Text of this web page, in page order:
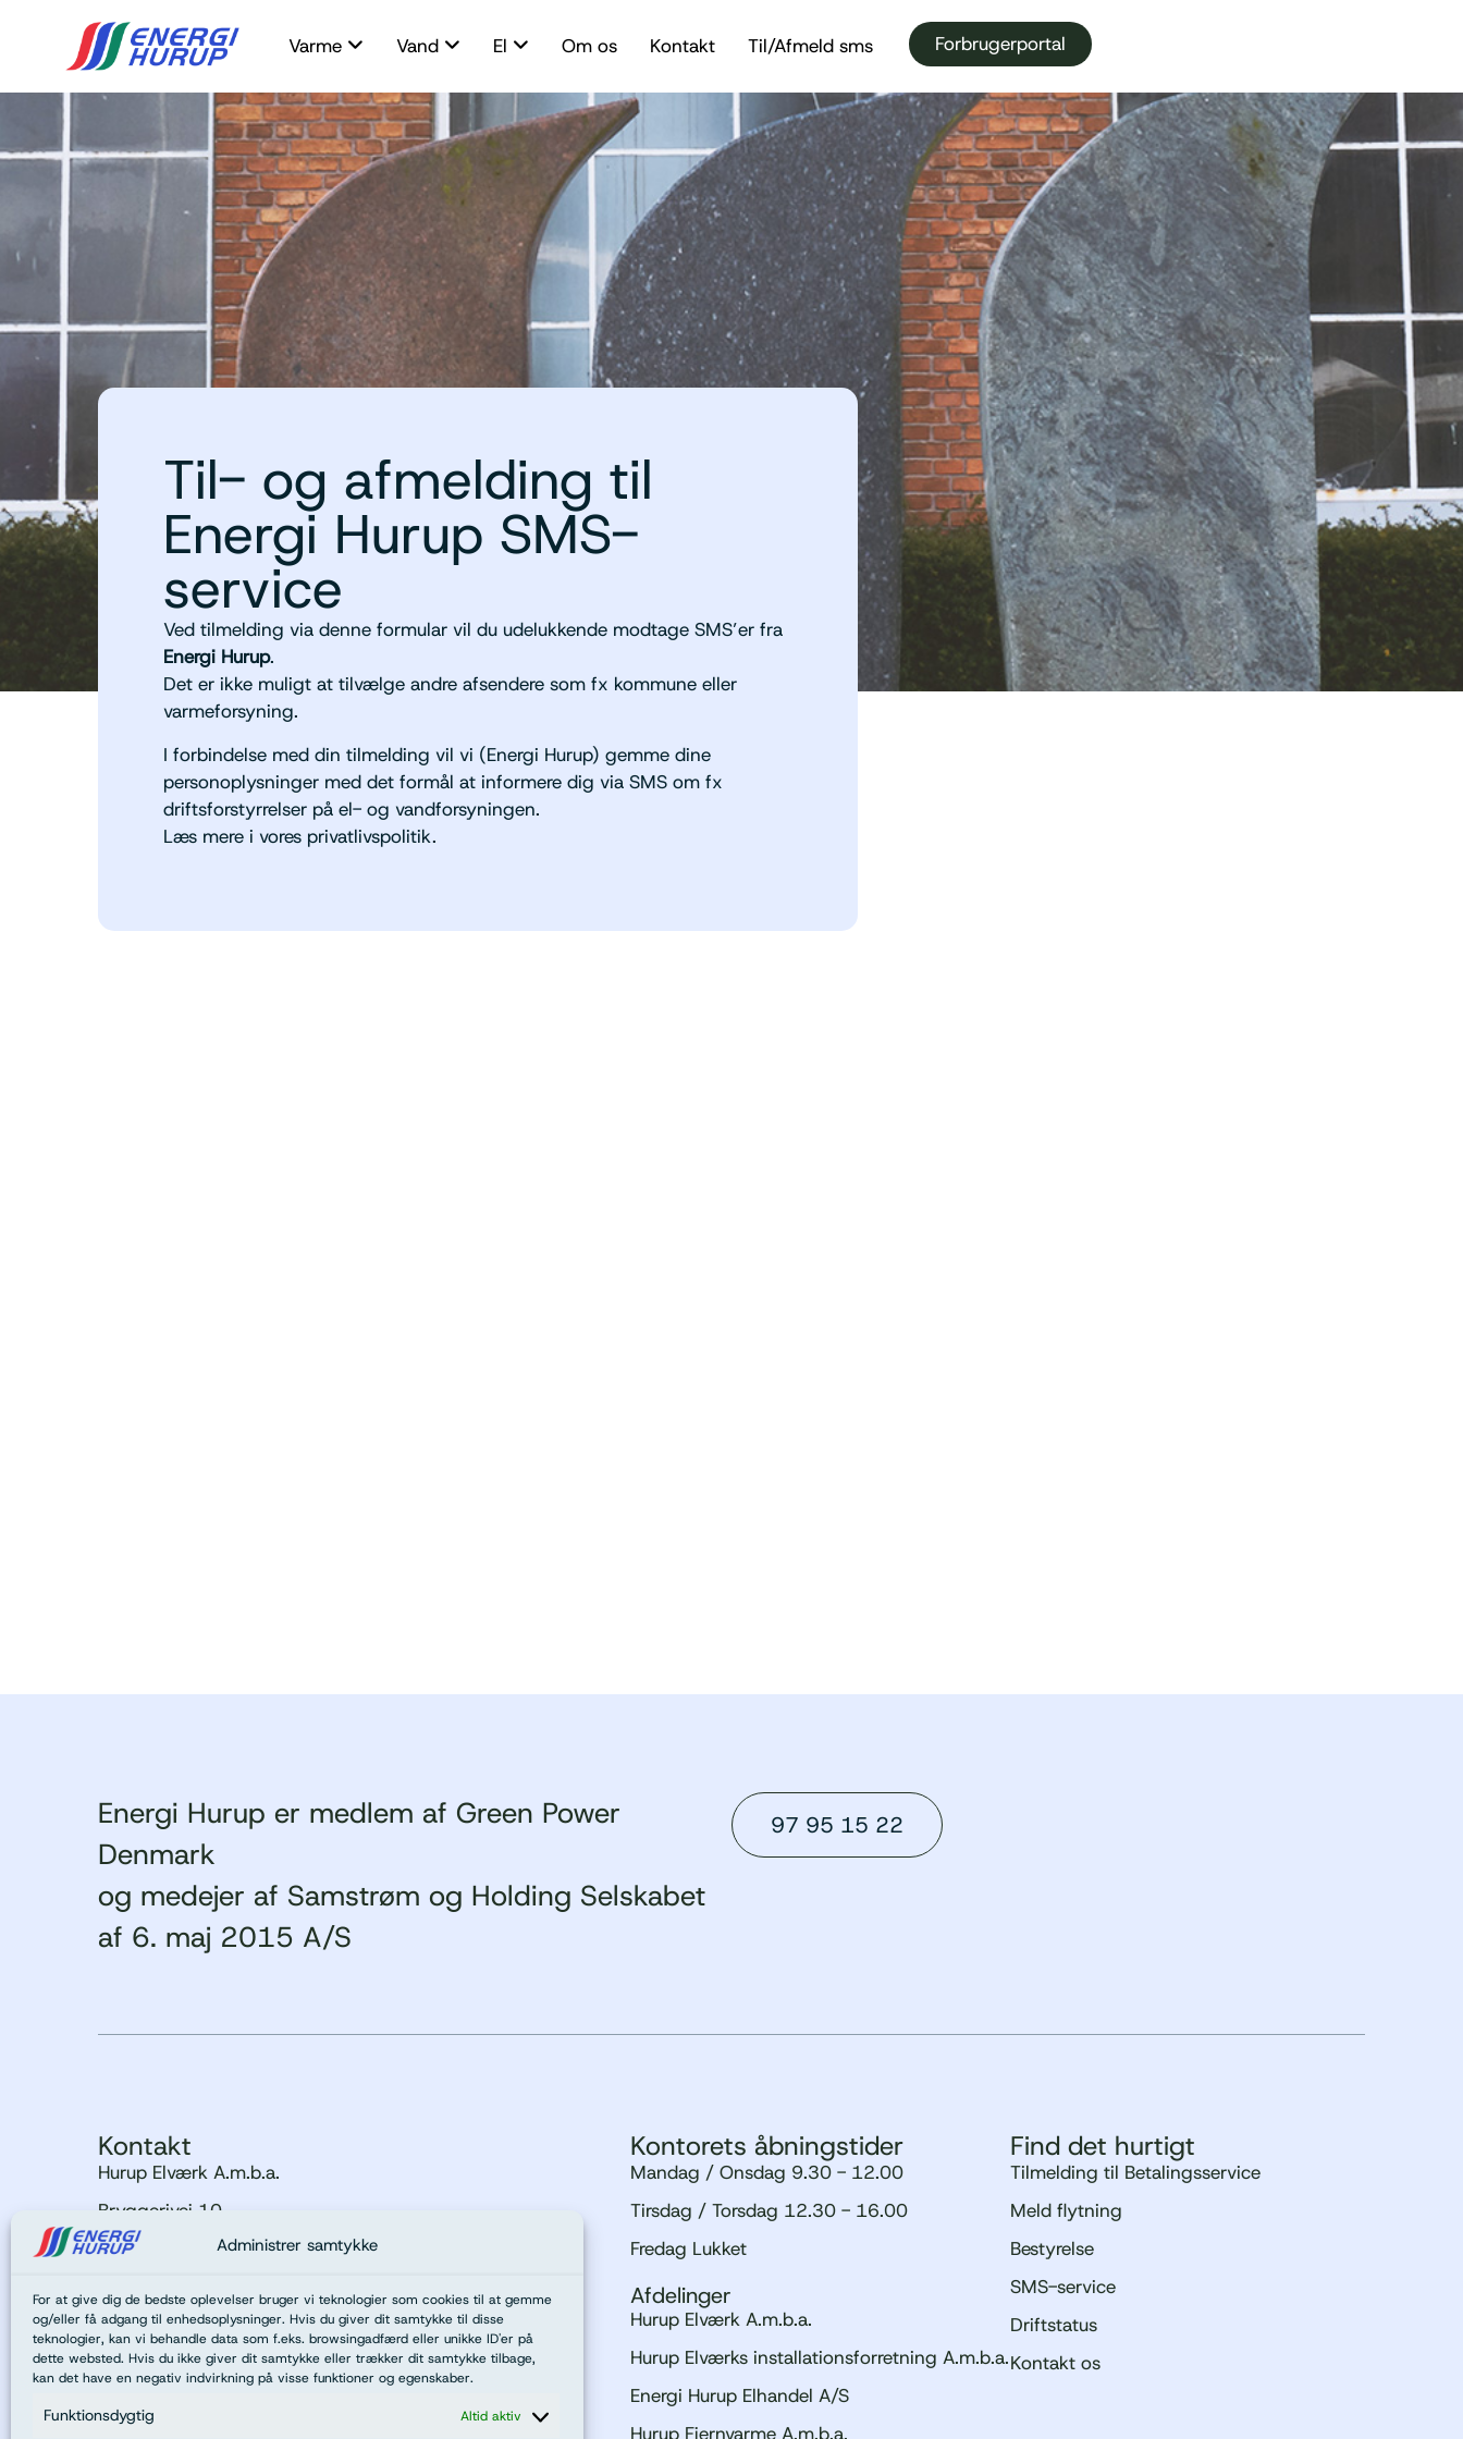
Administrer samtykke
For at give dig de bedste oplevelser bruger vi teknologier som cookies til at gemme
og/eller få adgang til enhedsoplysninger. Hvis du giver dit samtykke til disse
teknologier, kan vi behandle data som f.eks. browsingadfærd eller unikke ID'er på
dette websted. Hvis du ikke giver dit samtykke eller trækker dit samtykke tilbage,
kan det have en negativ indvirkning på visse funktioner og egenskaber.
Funktionsdygtig Altid aktiv
Varme Vand El Om os Kontakt Til/Afmeld sms Forbrugerportal
Til- og afmelding til
Energi Hurup SMS-
service
Ved tilmelding via denne formular vil du udelukkende modtage SMS’er fra
Energi Hurup.
Det er ikke muligt at tilvælge andre afsendere som fx kommune eller
varmeforsyning.
I forbindelse med din tilmelding vil vi (Energi Hurup) gemme dine
personoplysninger med det formål at informere dig via SMS om fx
driftsforstyrrelser på el- og vandforsyningen.
Læs mere i vores privatlivspolitik.
Energi Hurup er medlem af Green Power
Denmark
og medejer af Samstrøm og Holding Selskabet
af 6. maj 2015 A/S
97 95 15 22
Kontakt
Hurup Elværk A.m.b.a.
Bryggerivej 10
7760 Hurup
post@energi-hurup.dk
CVR-nr: 25707451
Mandag - torsdag 9.15 - 12.00, 12.30 - 16.00
Kontorets åbningstider
Mandag / Onsdag 9.30 - 12.00
Tirsdag / Torsdag 12.30 - 16.00
Fredag Lukket
Afdelinger
Hurup Elværk A.m.b.a.
Hurup Elværks installationsforretning A.m.b.a.
Energi Hurup Elhandel A/S
Hurup Fjernvarme A.m.b.a.
Find det hurtigt
Tilmelding til Betalingsservice
Meld flytning
Bestyrelse
SMS-service
Driftstatus
Kontakt os